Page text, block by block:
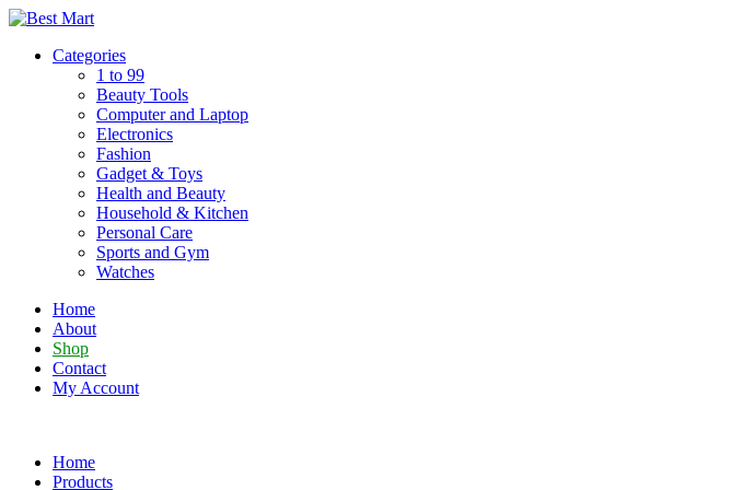
Skip
contentCategories
1 to 99
Beauty Tools
Computer and Laptop
Electronics
Fashion
Gadget & Toys
Health and Beauty
Household & Kitchen
Personal Care
Sports and Gym
Watches
Home
About
Shop
Contact
My Account
Home
Products